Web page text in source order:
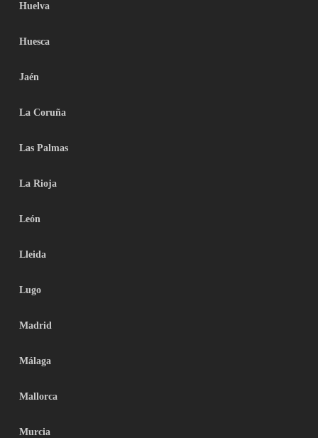
Huelva
Huesca
Jaén
La Coruña
Las Palmas
La Rioja
León
Lleida
Lugo
Madrid
Málaga
Mallorca
Murcia